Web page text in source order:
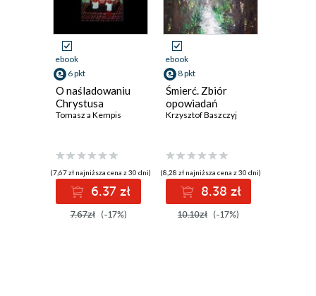
ebook
6 pkt
O naśladowaniu
Chrystusa
Tomasz a Kempis
(7,67 zł najniższa cena z 30 dni)
6.37 zł
7.67zł (-17%)
ebook
8 pkt
Śmierć. Zbiór
opowiadań
Krzysztof Baszczyj
(8,28 zł najniższa cena z 30 dni)
8.38 zł
10.10zł (-17%)